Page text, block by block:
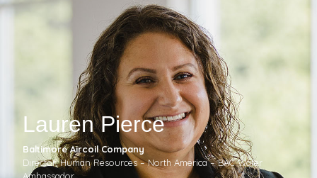
Lauren Pierce
Baltimore Aircoil Company
Director, Human Resources – North America – BAC Water